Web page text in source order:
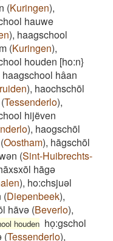
(Kuringen),
hauwe
), haagschool
(Kuringen),
houden [ho:n}
haagschool hâan
), haochschōl
(Tessenderlo),
hijëven
), haogschōl
(Oostham), hāgschōl
(Sint-Huibrechts-
hāgə
), ho:chsjuəl
(Diepenbeek),
hāvə (Beverlo),
houden hoͅ:gschol
(Tessenderlo),